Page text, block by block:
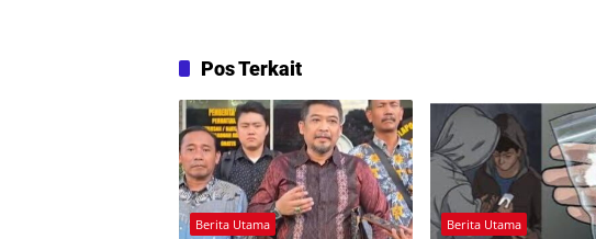
Pos Terkait
Berita Utama Berita Utama